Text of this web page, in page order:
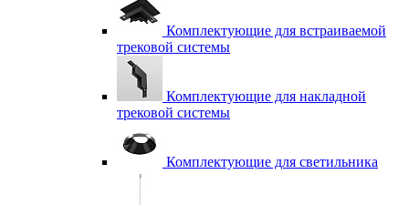
Комплектующие для встраиваемой
трековой системы
Комплектующие для накладной
трековой системы
Комплектующие для светильника